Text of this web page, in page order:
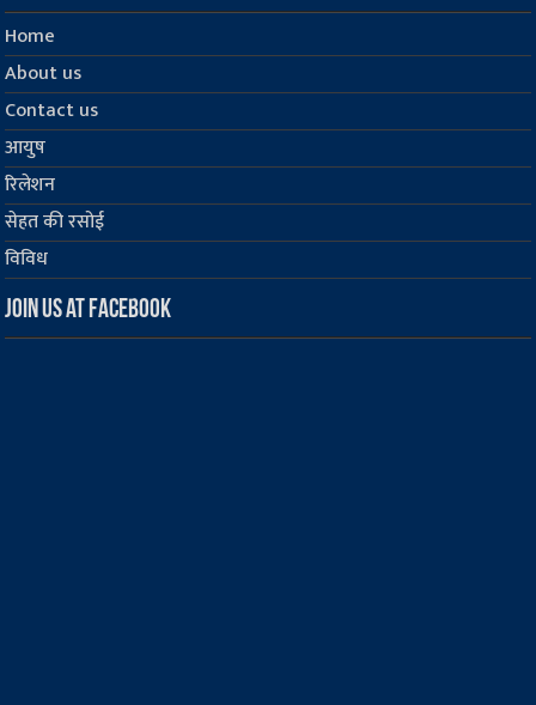
Home
About us
Contact us
आयुष
रिलेशन
सेहत की रसोई
विविध
Join us at Facebook